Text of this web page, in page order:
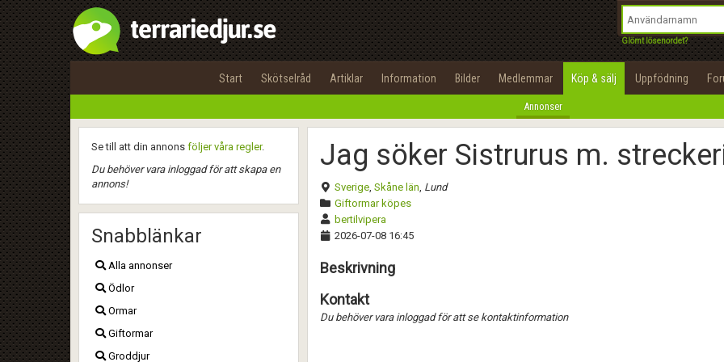
Glömt lösenordet?
Start Skötselråd Artiklar Information Bilder Medlemmar Köp & sälj Uppfödning
Annonser
Se till att din annons följer våra regler.
Du behöver vara inloggad för att skapa en
annons!
Snabblänkar
Alla annonser
Ödlor
Ormar
Giftormar
Groddjur
Jag söker Sistrurus m.
Sverige, Skåne län, Lund
Giftormar köpes
bertilvipera
2026-07-08 16:45
Beskrivning
Kontakt
Du behöver vara inloggad för att se kontaktinformation
Namn:
Beskrivning:
Alla Positiva Negativa
Spara
Utför
100%
OK
integritetspolicy
Namn:
Epost:
Lösenord:
Terms of Service
Begär nytt lösenord
Tillbaka till förstasidan